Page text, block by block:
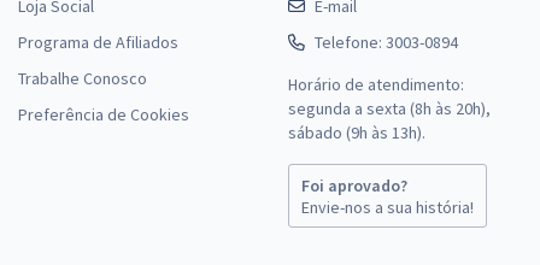
Loja Social
Programa de Afiliados
Trabalhe Conosco
Preferência de Cookies
E-mail
Telefone: 3003-0894
Horário de atendimento:
segunda a sexta (8h às 20h),
sábado (9h às 13h).
Foi aprovado?
Envie-nos a sua história!